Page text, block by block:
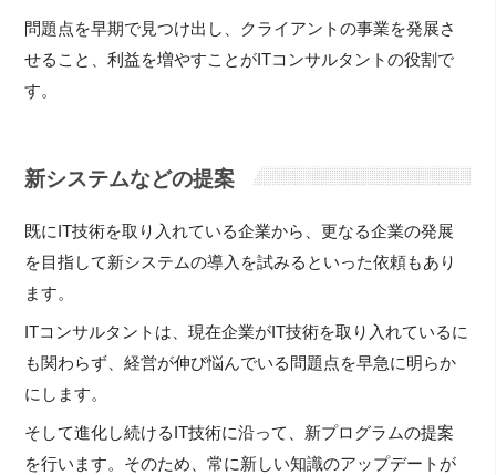
問題点を早期で見つけ出し、クライアントの事業を発展さ
せること、利益を増やすことがITコンサルタントの役割で
す。
新システムなどの提案
既にIT技術を取り入れている企業から、更なる企業の発展
を目指して新システムの導入を試みるといった依頼もあり
ます。
ITコンサルタントは、現在企業がIT技術を取り入れているに
も関わらず、経営が伸び悩んでいる問題点を早急に明らか
にします。
そして進化し続けるIT技術に沿って、新プログラムの提案
を行います。そのため、常に新しい知識のアップデートが